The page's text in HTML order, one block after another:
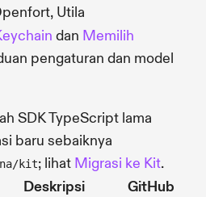
Utila
dan Memilih
pengaturan dan model
SDK TypeScript lama
baru sebaiknya
kit; lihat Migrasi ke Kit.
Deskripsi
GitHub